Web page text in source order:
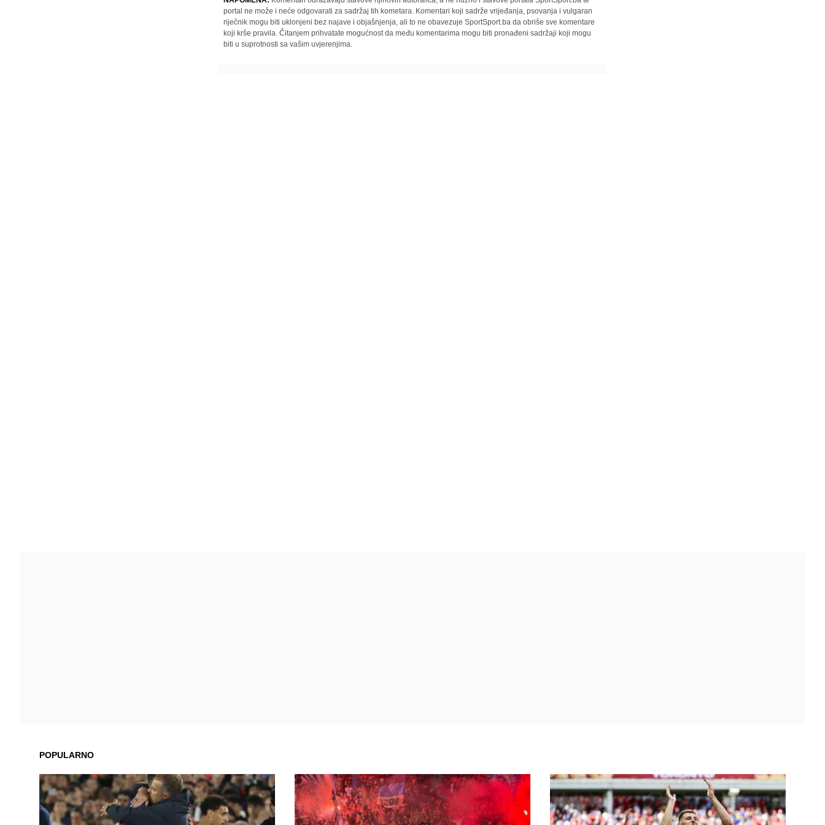
portal ne može i neće odgovarati za sadržaj tih kometara. Komentari koji sadrže vrijeđanja, psovanja i vulgaran
riječnik mogu biti uklonjeni bez najave i objašnjenja, ali to ne obavezuje SportSport.ba da obriše sve komentare
koji krše pravila. Čitanjem prihvatate mogućnost da među komentarima mogu biti pronađeni sadržaji koji mogu
biti u suprotnosti sa vašim uvjerenjima.
POPULARNO